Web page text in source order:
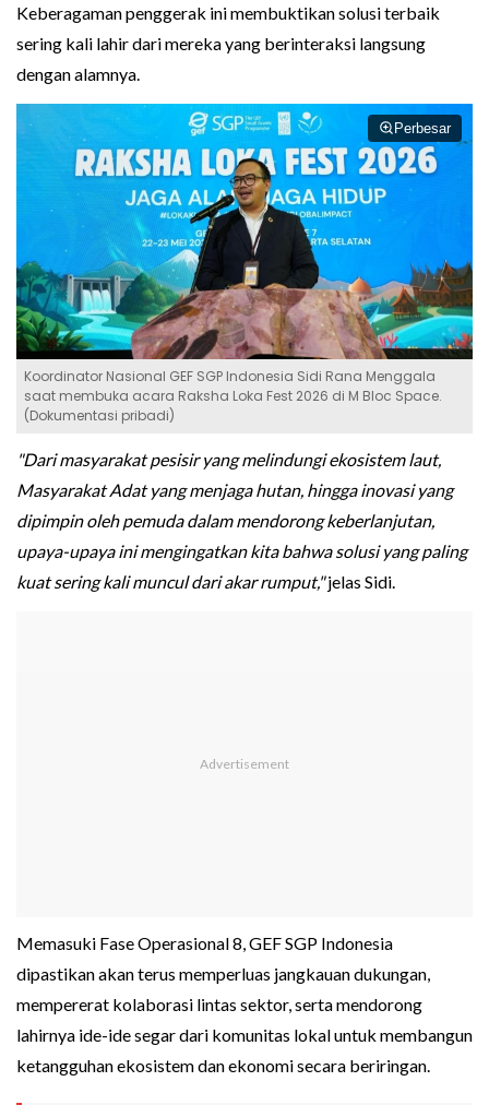
Keberagaman penggerak ini membuktikan solusi terbaik
sering kali lahir dari mereka yang berinteraksi langsung
dengan alamnya.
Perbesar
Koordinator Nasional GEF SGP Indonesia Sidi Rana Menggala
saat membuka acara Raksha Loka Fest 2026 di M Bloc Space.
(Dokumentasi pribadi)
"Dari masyarakat pesisir yang melindungi ekosistem laut,
Masyarakat Adat yang menjaga hutan, hingga inovasi yang
dipimpin oleh pemuda dalam mendorong keberlanjutan,
upaya-upaya ini mengingatkan kita bahwa solusi yang paling
kuat sering kali muncul dari akar rumput,"jelas Sidi.
Memasuki Fase Operasional 8, GEF SGP Indonesia
dipastikan akan terus memperluas jangkauan dukungan,
mempererat kolaborasi lintas sektor, serta mendorong
lahirnya ide-ide segar dari komunitas lokal untuk membangun
ketangguhan ekosistem dan ekonomi secara beriringan.